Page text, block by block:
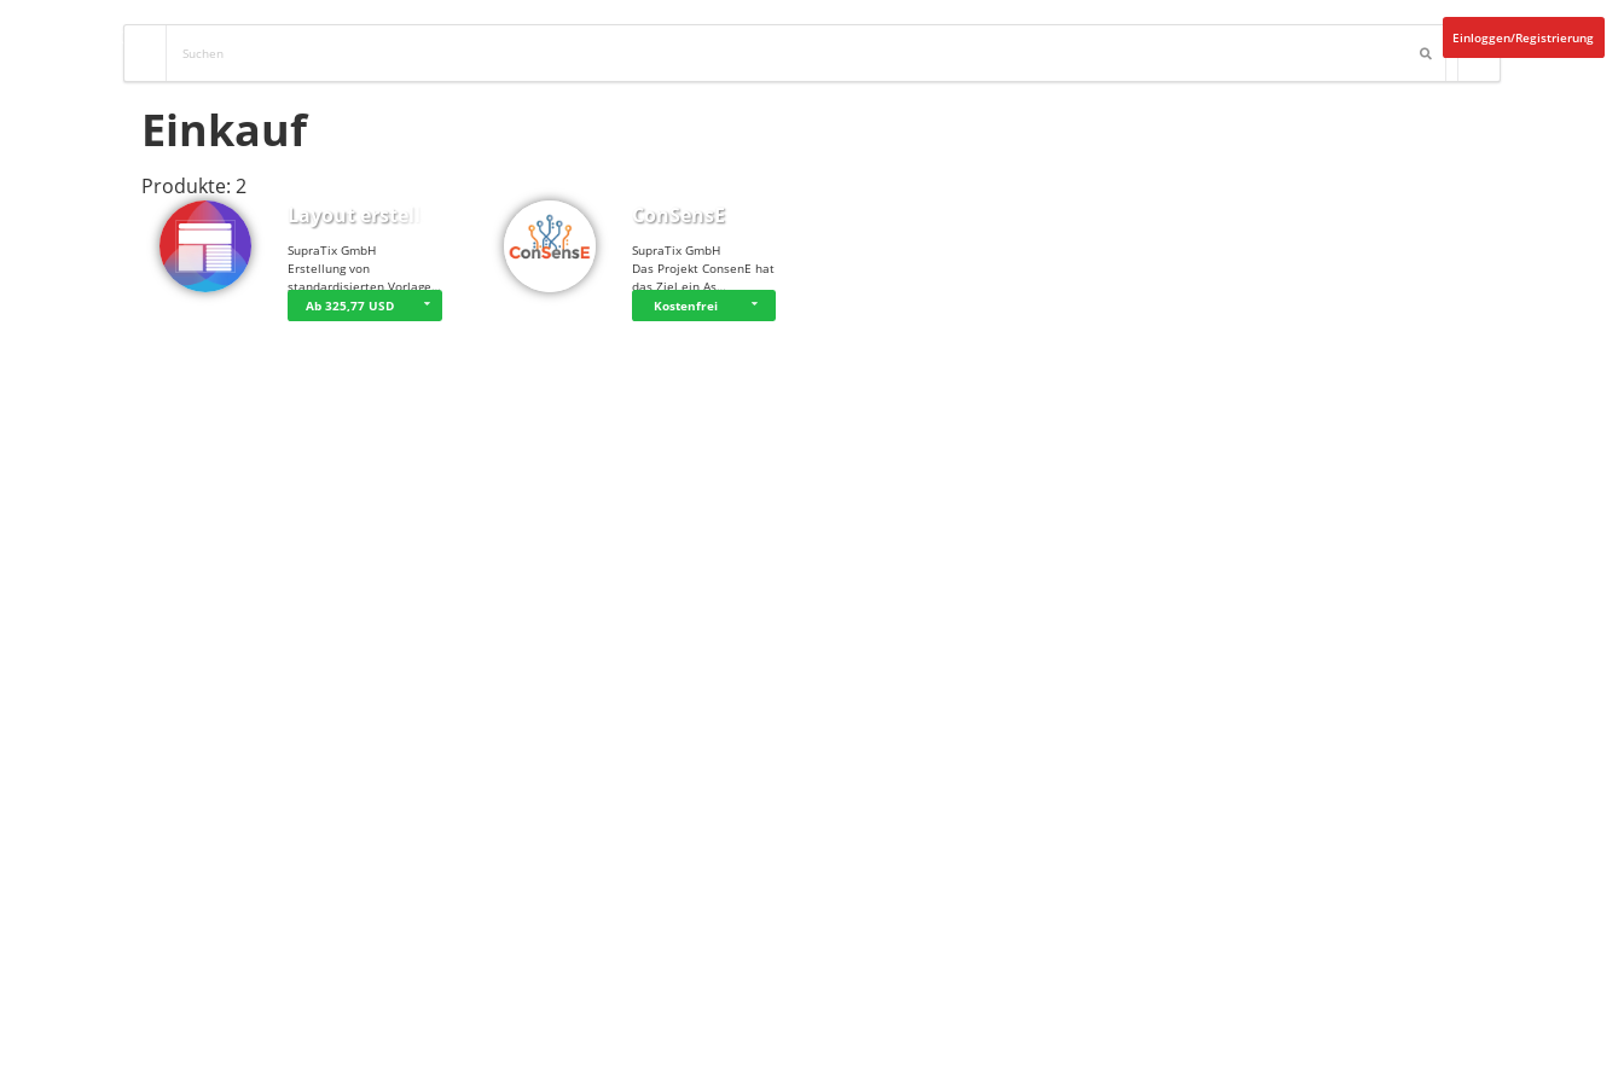
Einloggen/Registrierung
Einkauf
Produkte: 2
Layout erstellen
SupraTix GmbH
Erstellung von
standardisierten Vorlage…
Ab 325,77 USD
ConSensE
SupraTix GmbH
Das Projekt ConsenE hat
das Ziel ein As…
Kostenfrei